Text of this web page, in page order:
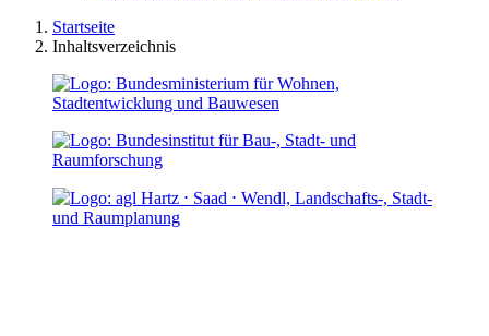
Startseite
Inhaltsverzeichnis